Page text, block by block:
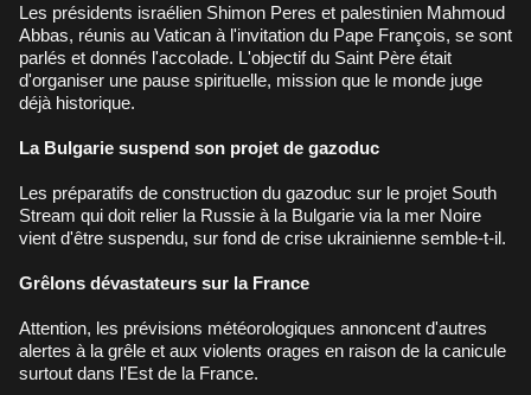
Les présidents israélien Shimon Peres et palestinien Mahmoud
Abbas, réunis au Vatican à l'invitation du Pape François, se sont
parlés et donnés l'accolade. L'objectif du Saint Père était
d'organiser une pause spirituelle, mission que le monde juge
déjà historique.
La Bulgarie suspend son projet de gazoduc
Les préparatifs de construction du gazoduc sur le projet South
Stream qui doit relier la Russie à la Bulgarie via la mer Noire
vient d'être suspendu, sur fond de crise ukrainienne semble-t-il.
Grêlons dévastateurs sur la France
Attention, les prévisions météorologiques annoncent d'autres
alertes à la grêle et aux violents orages en raison de la canicule
surtout dans l'Est de la France.